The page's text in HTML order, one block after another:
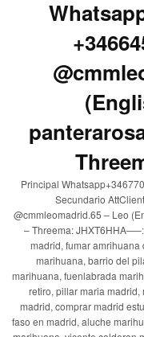
Principal
Secundario
@cmmleomadrid.65 – Leo
– Threema:
madrid, fumar
marihuana, barrio del
marihuana, fuenlabrada
retiro, pillar maria
madrid, comprar madrid
faso en madrid, aluche